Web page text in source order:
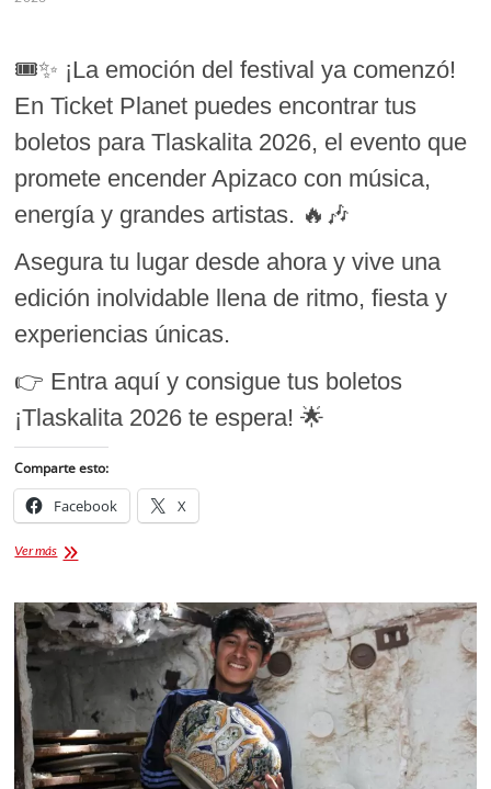
🎟️✨ ¡La emoción del festival ya comenzó!
En Ticket Planet puedes encontrar tus
boletos para Tlaskalita 2026, el evento que
promete encender Apizaco con música,
energía y grandes artistas. 🔥🎶
Asegura tu lugar desde ahora y vive una
edición inolvidable llena de ritmo, fiesta y
experiencias únicas.
👉 Entra aquí y consigue tus boletos
¡Tlaskalita 2026 te espera! 🌟
Comparte esto:
Facebook X
Ver másTicket
para
Tlaskalita
2026]